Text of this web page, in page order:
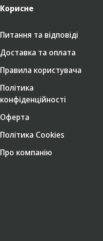
Корисне
Питання та відповіді
Доставка та оплата
Правила користувача
Політика
конфіденційності
Оферта
Політика Cookies
Про компанію